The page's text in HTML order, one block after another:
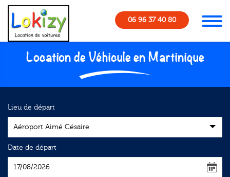
06 96 37 40 80
Location de Véhicule en Martinique
Lieu de départ
Aéroport Aimé Césaire
Date de départ
Panneau de gestion des cookies